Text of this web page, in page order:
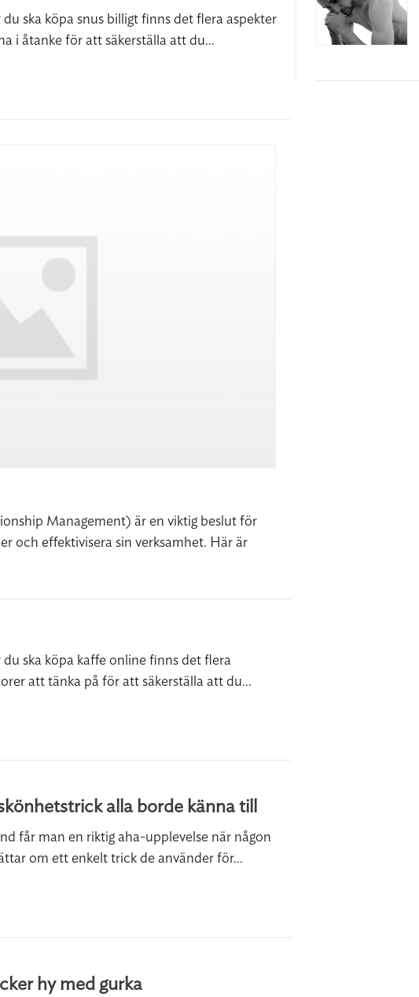
du ska köpa snus billigt finns det flera aspekter
i åtanke för att säkerställa att du...
Management) är en viktig beslut för
och effektivisera sin verksamhet. Här är
du ska köpa kaffe online finns det flera
att tänka på för att säkerställa att du...
alla borde känna till
får man en riktig aha-upplevelse när någon
om ett enkelt trick de använder för...
hy med gurka